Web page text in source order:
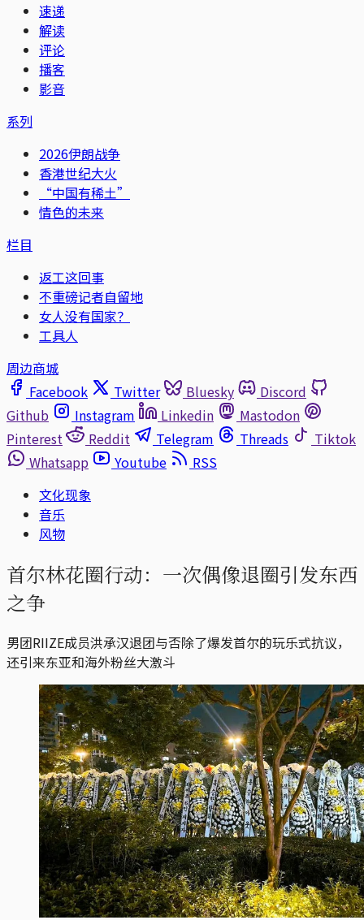
速递
解读
评论
播客
影音
系列
2026伊朗战争
香港世纪大火
“中国有稀土”
情色的未来
栏目
返工这回事
不重磅记者自留地
女人没有国家？
工具人
周边商城
Facebook
Twitter Bluesky
Discord
Github
Instagram Linkedin
Mastodon
Pinterest
Reddit Telegram Threads
Tiktok
Whatsapp
Youtube
RSS
文化现象
音乐
风物
首尔林花圈行动：一次偶像退圈引发东西
之争
男团RIIZE成员洪承汉退团与否除了爆发首尔的玩乐式抗议，
还引来东亚和海外粉丝大激斗